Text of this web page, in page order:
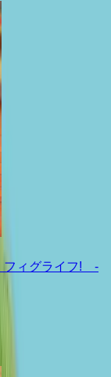
ィグライフ! -